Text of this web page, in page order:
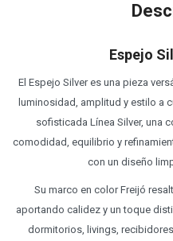
Espejo
El Espejo Silver es una pieza
luminosidad, amplitud y estilo a
sofisticada Línea Silver, una
comodidad, equilibrio y
con un diseño
Su marco en color Freijó
aportando calidez y un toque
dormitorios, livings,